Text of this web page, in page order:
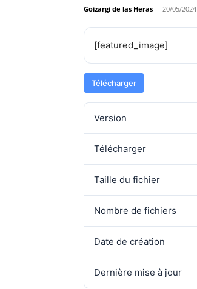
Goizargi de las Heras - 20/05/2024
[featured_image]
Télécharger
Version
Télécharger
Taille du fichier
Nombre de fichiers
Date de création
Dernière mise à jour